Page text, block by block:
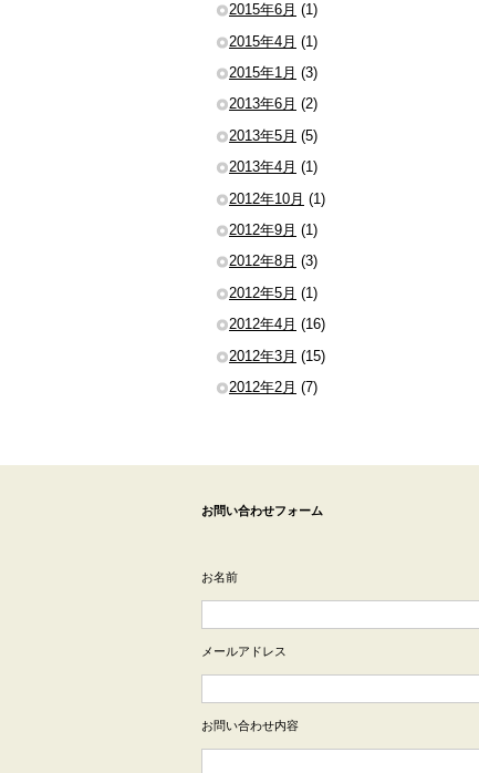
2015年6月 (1)
2015年4月 (1)
2015年1月 (3)
2013年6月 (2)
2013年5月 (5)
2013年4月 (1)
2012年10月 (1)
2012年9月 (1)
2012年8月 (3)
2012年5月 (1)
2012年4月 (16)
2012年3月 (15)
2012年2月 (7)
お問い合わせフォーム
お名前
メールアドレス
お問い合わせ内容